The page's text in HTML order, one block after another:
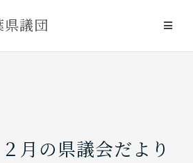
県議団
月の県議会だより